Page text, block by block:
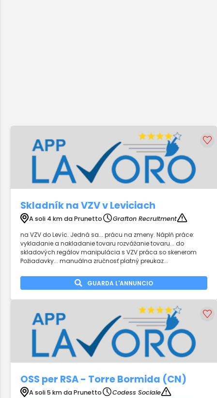
Skladník na VZV v Leviciach
A soli 4 km da Prunetto
Grafton Recruitment
na VZV do Levíc. Jedná sa... prácu na zmeny. Náplň práce:
vykladanie a nakladanie tovaru rozvážanie tovaru... do
skladových regálov manipulácia s VZV práca so skenerom
Požiadavky... manuálna zručnosť platný preukaz...
GUARDA L'ANNUNCIO
OSS per RSA - Torre Bormida (CN)
A soli 5 km da Prunetto Codess Sociale